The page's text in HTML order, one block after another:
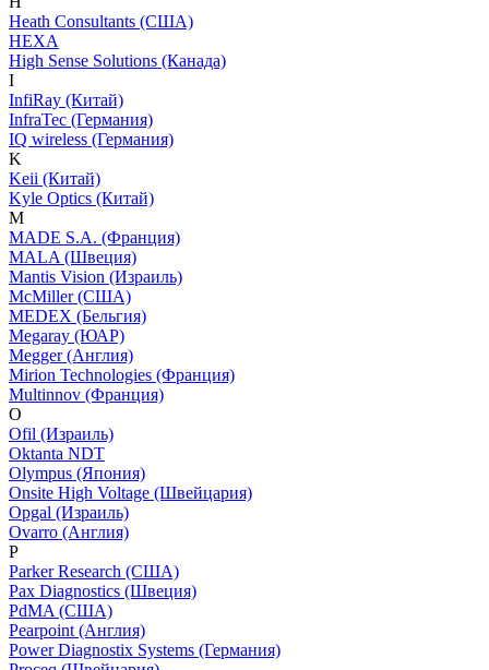
Heath Consultants (США)
HEXA
High Sense Solutions (Канада)
I
InfiRay (Китай)
InfraTec (Германия)
IQ wireless (Германия)
K
Keii (Китай)
Kyle Optics (Китай)
M
MADE S.A. (Франция)
MALA (Швеция)
Mantis Vision (Израиль)
McMiller (США)
MEDEX (Бельгия)
Megaray (ЮАР)
Megger (Англия)
Mirion Technologies (Франция)
Multinnov (Франция)
O
Ofil (Израиль)
Oktanta NDT
Olympus (Япония)
Onsite High Voltage (Швейцария)
Opgal (Израиль)
Ovarro (Англия)
P
Parker Research (США)
Pax Diagnostics (Швеция)
PdMA (США)
Pearpoint (Англия)
Power Diagnostix Systems (Германия)